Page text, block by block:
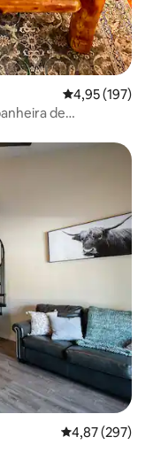
4,95 de uma
4,95 (197)
4,87 de uma
4,87 (297)